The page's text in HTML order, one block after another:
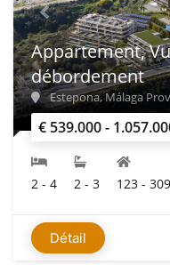
€ 539.000 -
Appartement,
débordement
Estepona, Málaga
2 - 4 2 - 3 123 -
Détail